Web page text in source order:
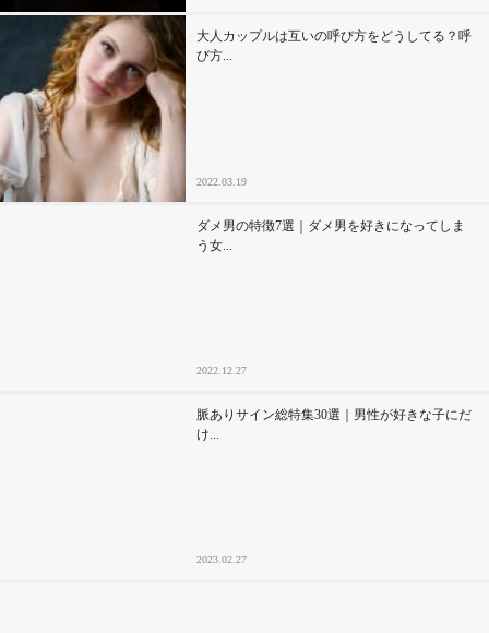
大人カップルは互いの呼び方をどうしてる？呼
び方...
2022.03.19
ダメ男の特徴7選｜ダメ男を好きになってしま
う女...
2022.12.27
脈ありサイン総特集30選｜男性が好きな子にだ
け...
2023.02.27